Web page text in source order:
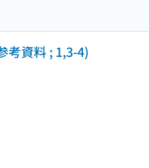
考資料 ; 1,3-4)